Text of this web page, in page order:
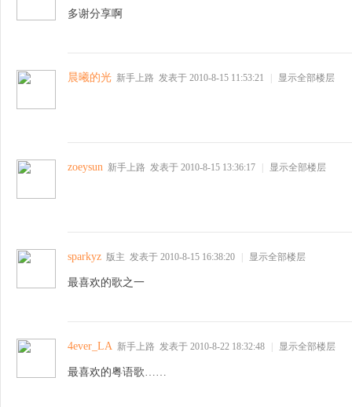
学
多谢分享啊
晨曦的光 新手上路 发表于 2010-8-15 11:53:21 | 显示全部楼层
zoeysun 新手上路 发表于 2010-8-15 13:36:17 | 显示全部楼层
sparkyz 版主 发表于 2010-8-15 16:38:20 | 显示全部楼层
最喜欢的歌之一
4ever_LA 新手上路 发表于 2010-8-22 18:32:48 | 显示全部楼层
最喜欢的粤语歌……